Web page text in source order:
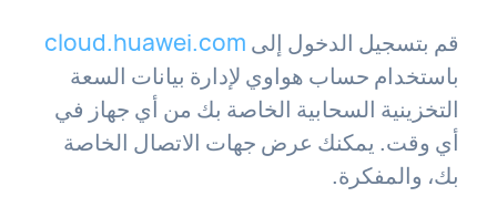
قم بتسجيل الدخول إلى cloud.huawei.com
باستخدام حساب هواوي لإدارة بيانات السعة
التخزينية السحابية الخاصة بك من أي جهاز في
أي وقت. يمكنك عرض جهات الاتصال الخاصة
بك، والمفكرة.